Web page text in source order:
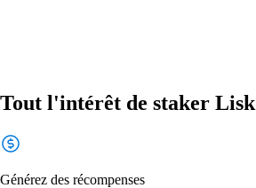
Tout l'intérêt de staker Lisk
Générez des récompenses